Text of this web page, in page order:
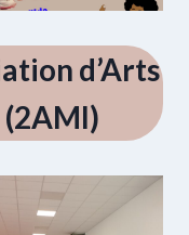
d’Arts